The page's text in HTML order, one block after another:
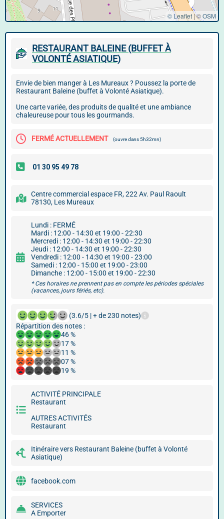
© Leaflet|©OSM
RESTAURANT BALEINE (BUFFET À
VOLONTÉ ASIATIQUE)
Envie de bien manger à Les Mureaux ? Poussez la porte de
Restaurant Baleine (buffet à Volonté Asiatique).
Une carte variée, des produits de qualité et une ambiance
chaleureuse pour tous les gourmands.
FERMÉ ACTUELLEMENT (ouvre dans 5h32mn)
Centre commercial espace FR, 222 Av. Paul Raoult
78130, Les Mureaux
Lundi : FERMÉ
Mardi : 12:00 - 14:30 et 19:00 - 22:30
Mercredi : 12:00 - 14:30 et 19:00 - 22:30
Jeudi : 12:00 - 14:30 et 19:00 - 22:30
Vendredi : 12:00 - 14:30 et 19:00 - 23:00
Samedi : 12:00 - 15:00 et 19:00 - 23:00
Dimanche : 12:00 - 15:00 et 19:00 - 22:30
* Ces horaires ne prennent pas en compte les périodes spéciales
(vacances, jours fériés, etc).
(3.6/5 | + de 230 notes)
Répartition des notes :
46 %
17 %
11 %
07 %
19 %
ACTIVITÉ PRINCIPALE
Restaurant
AUTRES ACTIVITÉS
Restaurant
Itinéraire vers Restaurant Baleine (buffet à Volonté
Asiatique)
facebook.com
SERVICES
A Emporter